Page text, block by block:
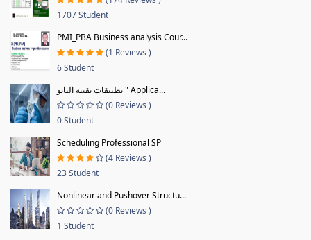
1707 Student
PMI_PBA Business analysis Cour...
(1 Reviews )
6 Student
تطبيقات تقنية النانو " Applica...
(0 Reviews )
0 Student
Scheduling Professional SP
(4 Reviews )
23 Student
Nonlinear and Pushover Structu...
(0 Reviews )
1 Student